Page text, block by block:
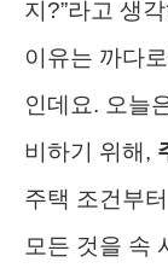
지?”라고 생
이유는 까다
인데요. 오늘
비하기 위해,
주택 조건부
모든 것을 속